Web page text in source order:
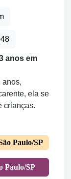
anos em
anos,
ela se
crianças.
Paulo/SP
Paulo/SP